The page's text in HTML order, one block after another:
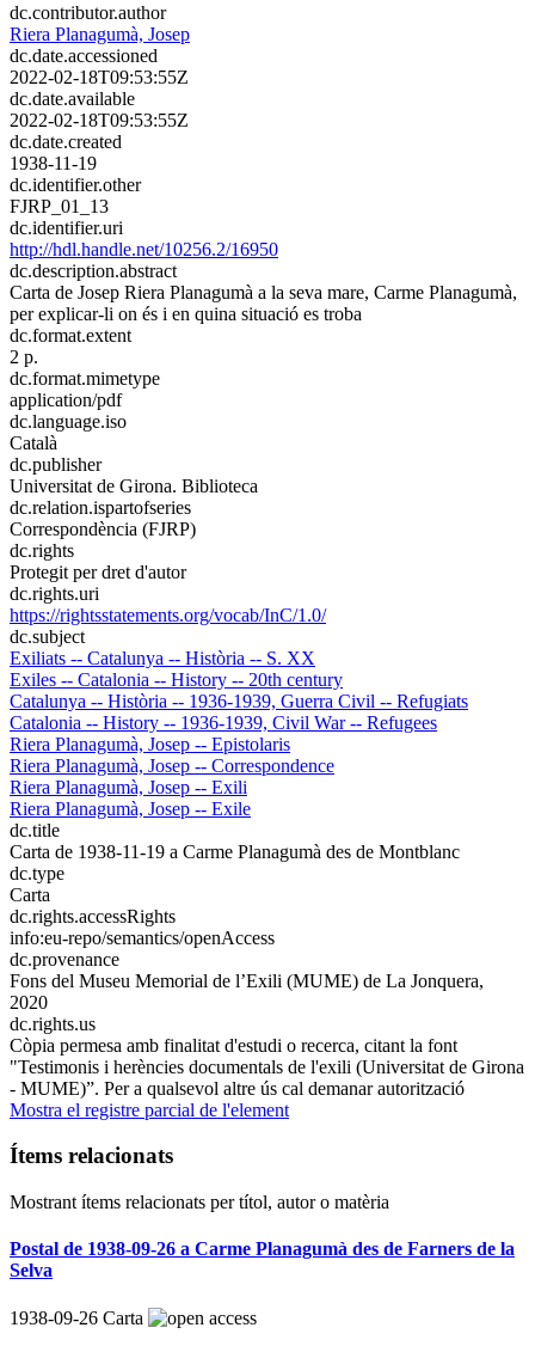
dc.contributor.author
Riera Planagumà, Josep
dc.date.accessioned
2022-02-18T09:53:55Z
dc.date.available
2022-02-18T09:53:55Z
dc.date.created
1938-11-19
dc.identifier.other
FJRP_01_13
dc.identifier.uri
http://hdl.handle.net/10256.2/16950
dc.description.abstract
Carta de Josep Riera Planagumà a la seva mare, Carme Planagumà,
per explicar-li on és i en quina situació es troba​​
dc.format.extent
2 p.
dc.format.mimetype
application/pdf
dc.language.iso
Català
dc.publisher
Universitat de Girona. Biblioteca
dc.relation.ispartofseries
Correspondència (FJRP)
dc.rights
Protegit per dret d'autor
dc.rights.uri
https://rightsstatements.org/vocab/InC/1.0/
dc.subject
Exiliats -- Catalunya -- Història -- S. XX
Exiles -- Catalonia -- History -- 20th century
Catalunya -- Història -- 1936-1939, Guerra Civil -- Refugiats
Catalonia -- History -- 1936-1939, Civil War -- Refugees
Riera Planagumà, Josep -- Epistolaris
Riera Planagumà, Josep -- Correspondence
Riera Planagumà, Josep -- Exili
Riera Planagumà, Josep -- Exile
dc.title
Carta de 1938-11-19 a Carme Planagumà des de Montblanc
dc.type
Carta
dc.rights.accessRights
info:eu-repo/semantics/openAccess
dc.provenance
Fons del Museu Memorial de l’Exili (MUME) de La Jonquera,
2020
dc.rights.us
Còpia permesa amb finalitat d'estudi o recerca, citant la font
"Testimonis i herències documentals de l'exili (Universitat de Girona
- MUME)”. Per a qualsevol altre ús cal demanar autorització
Mostra el registre parcial de l'element
Ítems relacionats
Mostrant ítems relacionats per títol, autor o matèria
Postal de 1938-09-26 a Carme Planagumà des de Farners de la
Selva
1938-09-26 Carta